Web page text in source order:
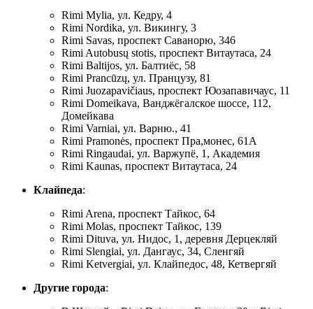
Rimi Mylia, ул. Кедру, 4
Rimi Nordika, ул. Викингу, 3
Rimi Savas, проспект Саванорю, 346
Rimi Autobusų stotis, проспект Витаутаса, 24
Rimi Baltijos, ул. Балтиёс, 58
Rimi Prancūzų, ул. Пранцузу, 81
Rimi Juozapavičiaus, проспект Юозапавичаус, 11
Rimi Domeikava, Ванджёгалское шоссе, 112,
Домейкава
Rimi Varniai, ул. Варню., 41
Rimi Pramonės, проспект Пра,монес, 61A
Rimi Ringaudai, ул. Варжупё, 1, Академия
Rimi Kaunas, проспект Витаутаса, 24
Клайпеда:
Rimi Arena, проспект Тайкос, 64
Rimi Molas, проспект Тайкос, 139
Rimi Dituva, ул. Нидос, 1, деревня Дерцекляй
Rimi Slengiai, ул. Дангаус, 34, Сленгяй
Rimi Ketvergiai, ул. Клайпедос, 48, Кетвергяй
Другие города: